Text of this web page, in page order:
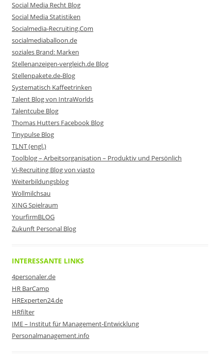
Social Media Recht Blog
Social Media Statistiken
Socialmedia-Recruiting.Com
socialmediaballoon.de
soziales Brand: Marken
Stellenanzeigen-vergleich.de Blog
Stellenpakete.de-Blog
Systematisch Kaffeetrinken
Talent Blog von IntraWorlds
Talentcube Blog
Thomas Hutters Facebook Blog
Tinypulse Blog
TLNT (engl.)
Toolblog – Arbeitsorganisation – Produktiv und Persönlich
Vi-Recruiting Blog von viasto
Weiterbildungsblog
Wollmilchsau
XING Spielraum
YourfirmBLOG
Zukunft Personal Blog
INTERESSANTE LINKS
4personaler.de
HR BarCamp
HRExperten24.de
HRfilter
IME – Institut für Management-Entwicklung
Personalmanagement.info